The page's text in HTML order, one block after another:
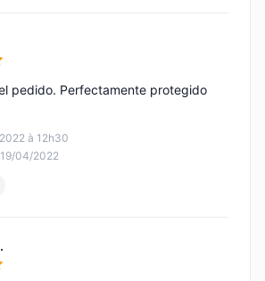
à 12h30
04/2022
pedido. Perfectamente protegido